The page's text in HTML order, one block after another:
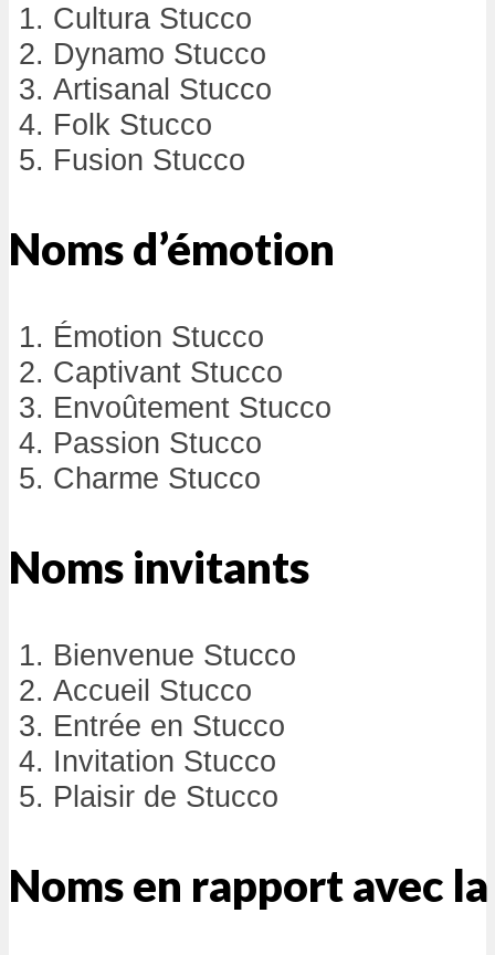
Cultura Stucco
Dynamo Stucco
Artisanal Stucco
Folk Stucco
Fusion Stucco
Noms d’émotion
Émotion Stucco
Captivant Stucco
Envoûtement Stucco
Passion Stucco
Charme Stucco
Noms invitants
Bienvenue Stucco
Accueil Stucco
Entrée en Stucco
Invitation Stucco
Plaisir de Stucco
Noms en rapport avec